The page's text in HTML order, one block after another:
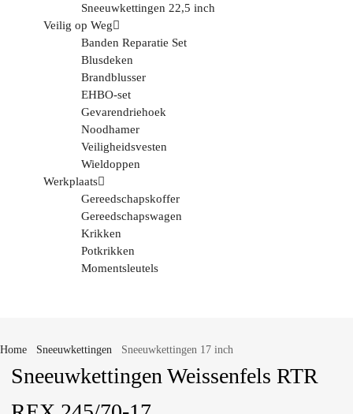
Sneeuwkettingen 22,5 inch
Veilig op Weg
Banden Reparatie Set
Blusdeken
Brandblusser
EHBO-set
Gevarendriehoek
Noodhamer
Veiligheidsvesten
Wieldoppen
Werkplaats
Gereedschapskoffer
Gereedschapswagen
Krikken
Potkrikken
Momentsleutels
Home Sneeuwkettingen Sneeuwkettingen 17 inch
Sneeuwkettingen Weissenfels RTR